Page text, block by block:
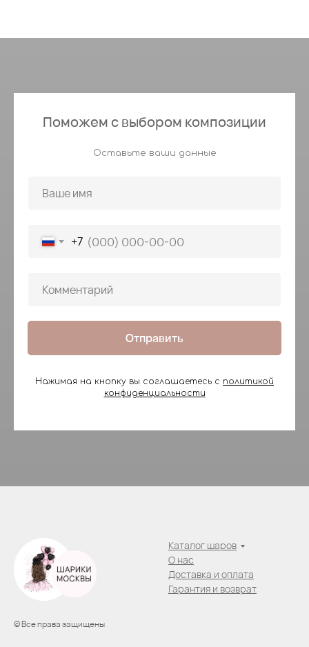
Поможем с выбором композиции
Оставьте ваши данные
+7
Отправить
Нажимая на кнопку вы соглашаетесь с политикой
конфиденциальности
© Все права защищены
Каталог шаров
О нас
Доставка и оплата
Гарантия и возврат